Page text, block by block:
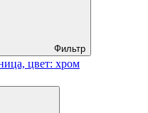
Фильтр
цвет: хром